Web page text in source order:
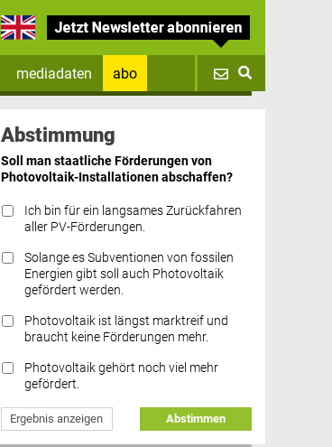
mediadaten
abo
Datenschutz FAQs
Abstimmung
Soll man staatliche Förderungen von
Photovoltaik-Installationen abschaffen?
Ich bin für ein langsames Zurückfahren
aller PV-Förderungen.
Solange es Subventionen von fossilen
Energien gibt soll auch Photovoltaik
gefördert werden.
Photovoltaik ist längst marktreif und
braucht keine Förderungen mehr.
Photovoltaik gehört noch viel mehr
gefördert.
Ergebnis anzeigen Abstimmen